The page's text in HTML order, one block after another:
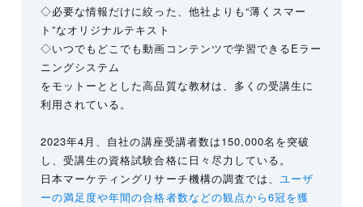
◇必要な情報だけに絞った、他社よりも“薄くスマー
ト”なオリジナルテキスト
◇いつでもどこでも動画コンテンツで学習できるEラー
ニングシステム
をモットーととした高品質な教材は、多くの受講生に
利用されている。
2023年4月、自社の講座受講者数は150,000名を突破
し、受講生の資格試験合格に日々尽力している。
日本マーケティングリサーチ機構の調査では、 ユーザ
ーの満足度や年間の合格者数などの観点から6冠を獲